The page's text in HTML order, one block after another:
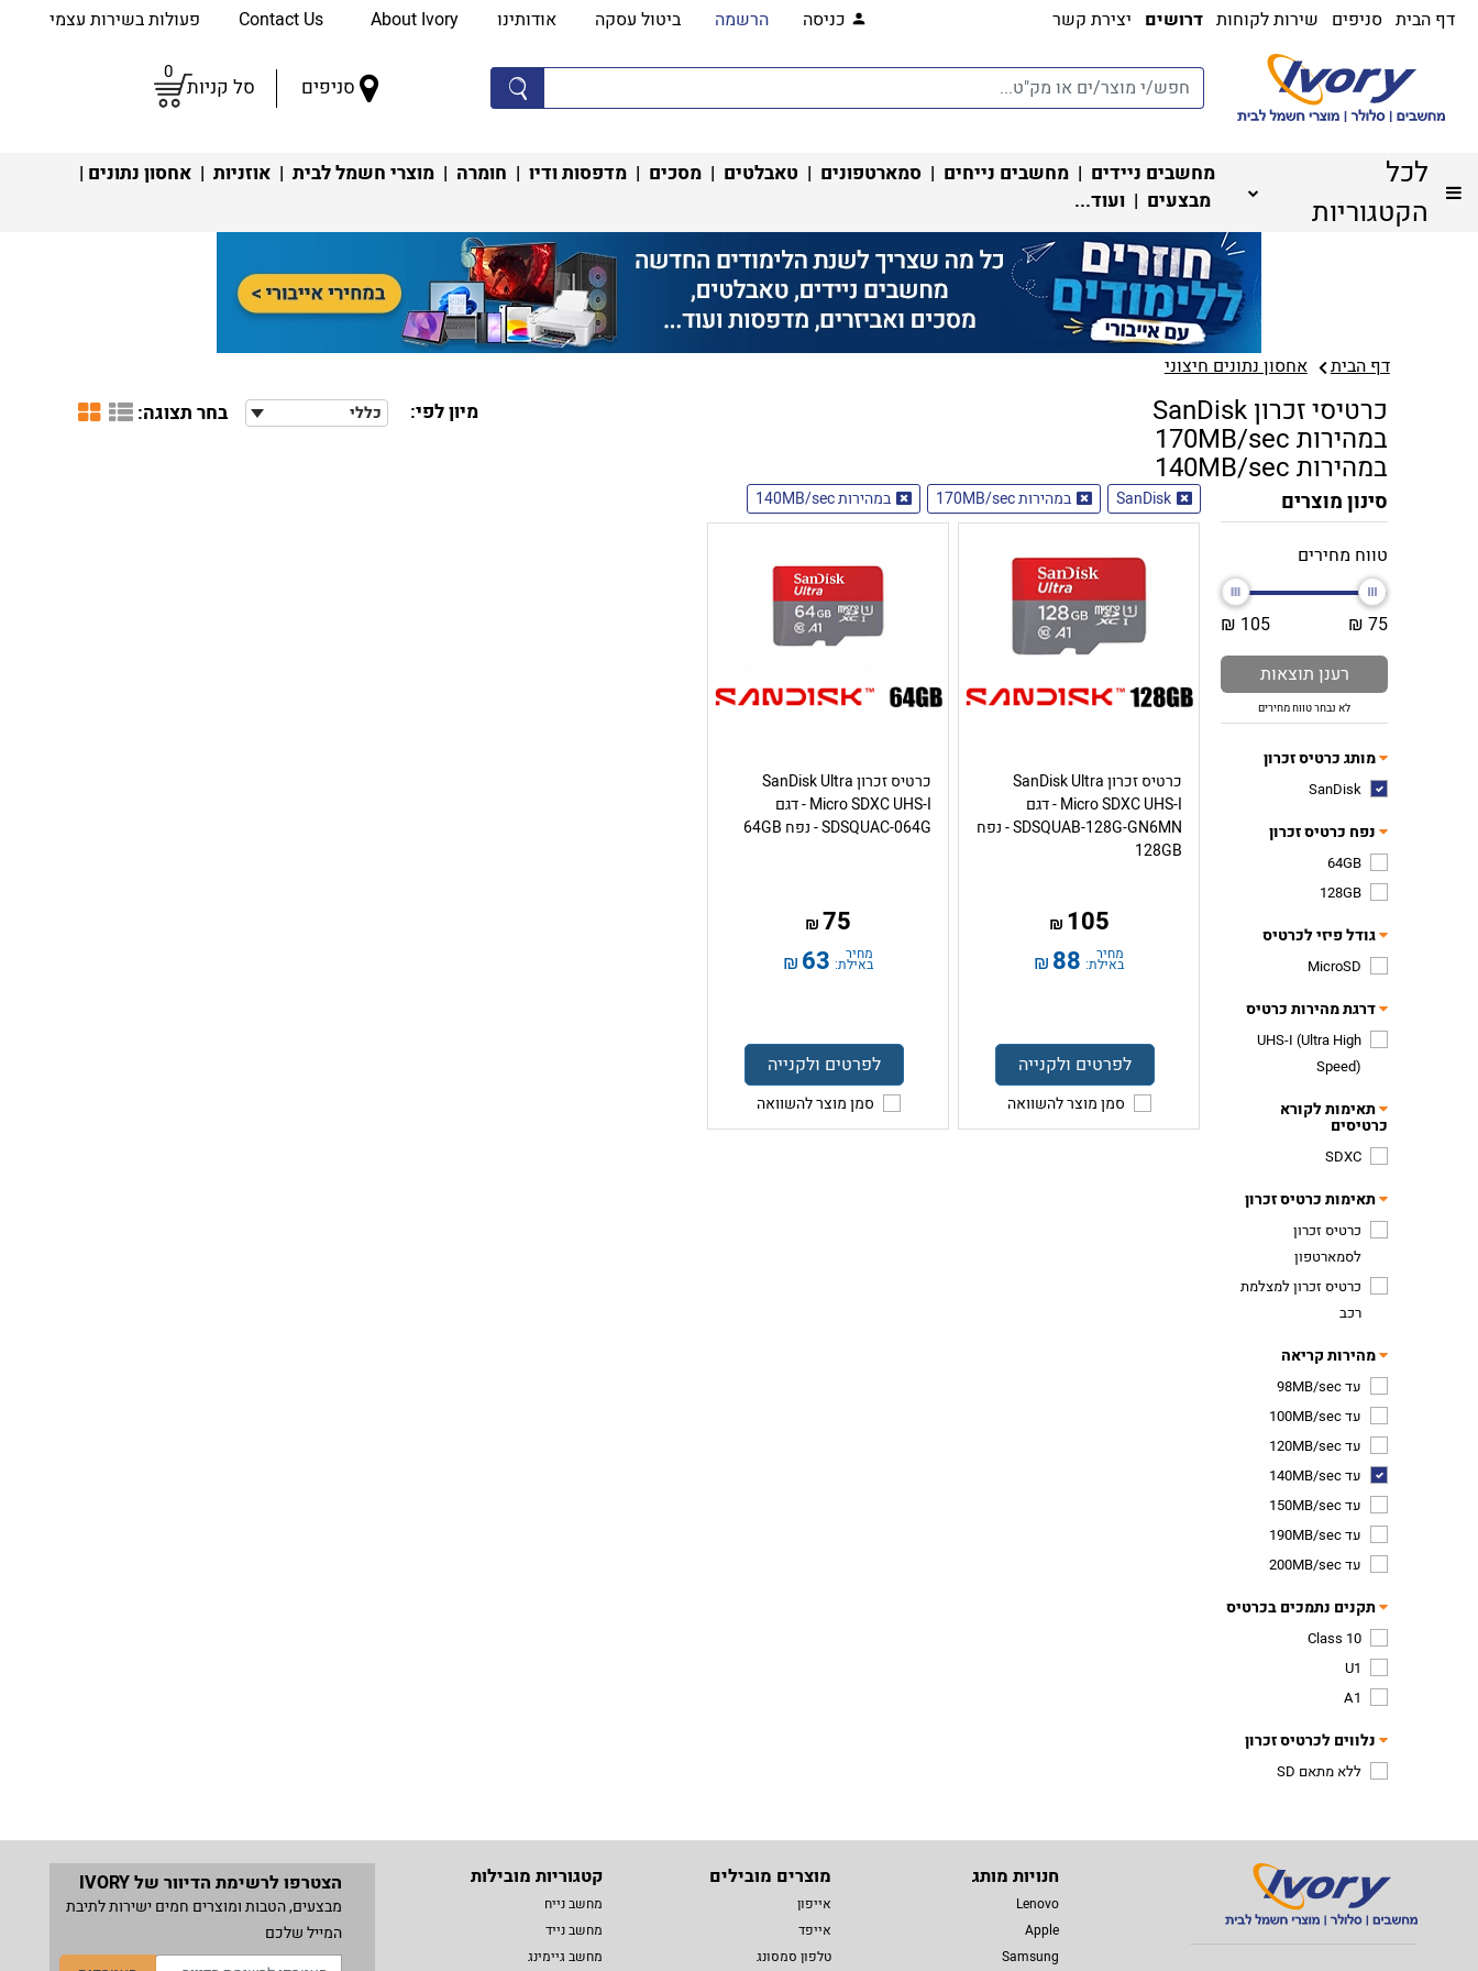
דף הבית סניפים שירות לקוחות דרושים יצירת קשר כניסה הרשמה ביטול עסקה אודותינו About Ivory פעולות בשירות עצמי
סניפים סל קניות
0
לכל
הקטגוריות
מחשבים ניידים | מחשבים נייחים | סמארטפונים | טאבלטים | מסכים | מדפסות ודיו | חומרה | מוצרי חשמל לבית | אוזניות | אחסון נתונים |
מבצעים | ועוד...
דף הבית אחסון נתונים חיצוני
כרטיסי זכרון SanDisk
במהירות 170MB/sec
במהירות 140MB/sec
מיון לפי: כללי בחר תצוגה:
סינון מוצרים
טווח מחירים
75 ₪
105 ₪
רענן תוצאות
לא נבחר טווח מחירים
מותג כרטיס זכרון
SanDisk
נפח כרטיס זכרון
64GB
128GB
גודל פיזי לכרטיס
MicroSD
דרגת מהירות כרטיס
UHS-I (Ultra High
Speed)
תאימות לקורא
כרטיסים
SDXC
תאימות כרטיס זכרון
כרטיס זכרון
לסמארטפון
כרטיס זכרון למצלמת
רכב
מהירות קריאה
עד 98MB/sec
עד 100MB/sec
עד 120MB/sec
עד 140MB/sec
עד 150MB/sec
עד 190MB/sec
עד 200MB/sec
תקנים נתמכים בכרטיס
Class 10
U1
A1
נלווים לכרטיס זכרון
ללא מתאם SD
SanDisk במהירות 170MB/sec במהירות 140MB/sec
כרטיס זכרון SanDisk Ultra
Micro SDXC UHS-I - דגם
SDSQUAB-128G-GN6MN - נפח
128GB
105
₪
מחיר
באילת: 88
₪
לפרטים ולקנייה
סמן מוצר להשוואה
כרטיס זכרון SanDisk Ultra
Micro SDXC UHS-I - דגם
SDSQUAC-064G - נפח 64GB
75
₪
מחיר
באילת: 63
₪
לפרטים ולקנייה
סמן מוצר להשוואה
חנויות מותג
Lenovo
Apple
Samsung
מוצרים מובילים
אייפון
אייפד
טלפון סמסונג
קטגוריות מובילות
מחשב נייח
מחשב נייד
מחשב גיימינג
הצטרפו לרשימת הדיוור של IVORY
מבצעים, הטבות ומוצרים חמים ישירות לתיבת
המייל שלכם